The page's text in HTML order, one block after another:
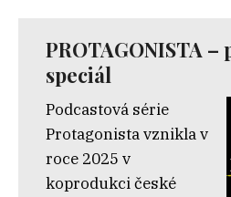
PROTAGONISTA –
speciál
Podcastová série
Protagonista vznikla v
roce 2025 v
koprodukci české